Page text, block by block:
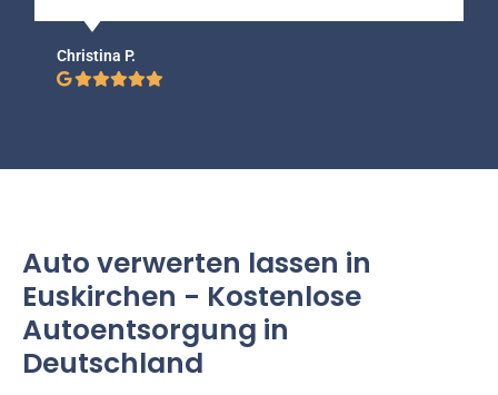
Christina P.
Auto verwerten lassen in
Euskirchen - Kostenlose
Autoentsorgung in
Deutschland